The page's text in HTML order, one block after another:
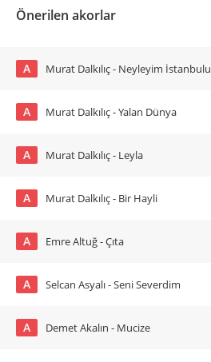
Önerilen akorlar
A Murat Dalkılıç - Neyleyim İstanbulu
A Murat Dalkılıç - Yalan Dünya
A Murat Dalkılıç - Leyla
A Murat Dalkılıç - Bir Hayli
A Emre Altuğ - Çıta
A Selcan Asyalı - Seni Severdim
A Demet Akalın - Mucize